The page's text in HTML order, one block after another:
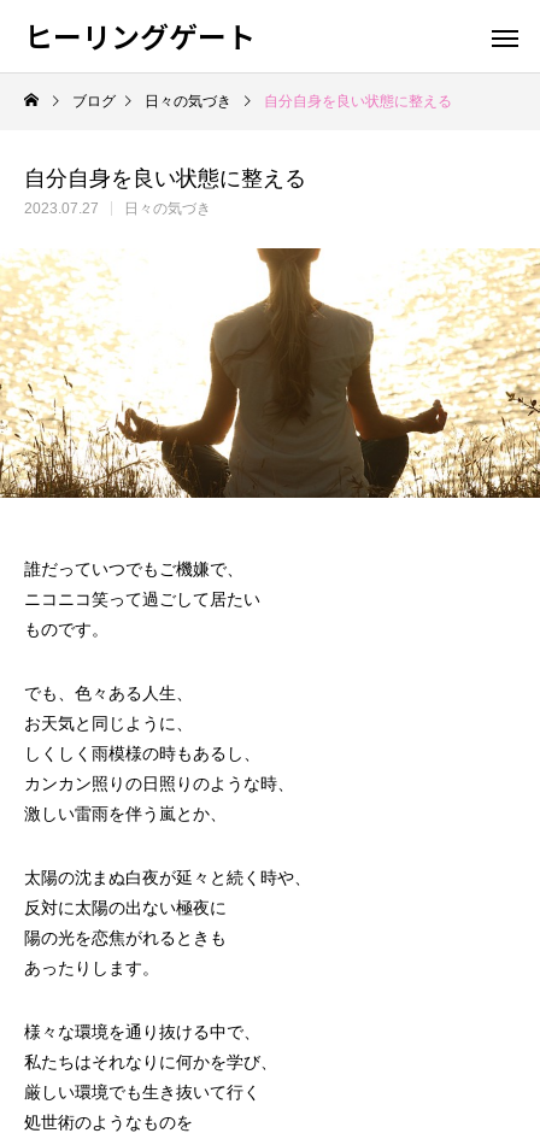
ヒーリングゲート
ブログ 日々の気づき 自分自身を良い状態に整える
自分自身を良い状態に整える
2023.07.27 日々の気づき
誰だっていつでもご機嫌で、
ニコニコ笑って過ごして居たい
ものです。
でも、色々ある人生、
お天気と同じように、
しくしく雨模様の時もあるし、
カンカン照りの日照りのような時、
激しい雷雨を伴う嵐とか、
太陽の沈まぬ白夜が延々と続く時や、
反対に太陽の出ない極夜に
陽の光を恋焦がれるときも
あったりします。
様々な環境を通り抜ける中で、
私たちはそれなりに何かを学び、
厳しい環境でも生き抜いて行く
処世術のようなものを